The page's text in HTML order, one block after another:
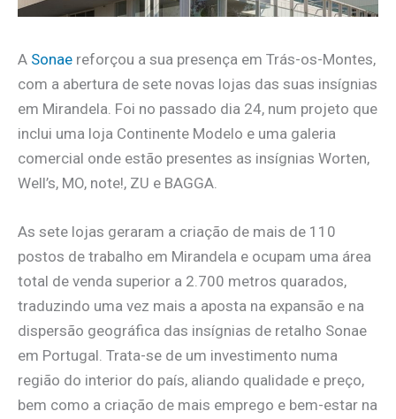
A Sonae reforçou a sua presença em Trás-os-Montes,
com a abertura de sete novas lojas das suas insígnias
em Mirandela. Foi no passado dia 24, num projeto que
inclui uma loja Continente Modelo e uma galeria
comercial onde estão presentes as insígnias Worten,
Well’s, MO, note!, ZU e BAGGA.
As sete lojas geraram a criação de mais de 110
postos de trabalho em Mirandela e ocupam uma área
total de venda superior a 2.700 metros quarados,
traduzindo uma vez mais a aposta na expansão e na
dispersão geográfica das insígnias de retalho Sonae
em Portugal. Trata-se de um investimento numa
região do interior do país, aliando qualidade e preço,
bem como a criação de mais emprego e bem-estar na